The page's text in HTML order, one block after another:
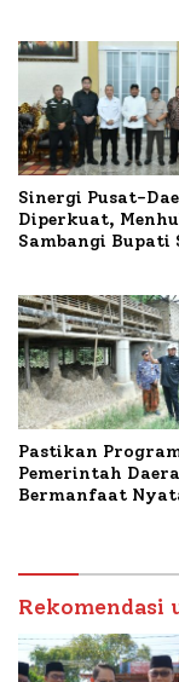
Sinergi Pusat-
Diperkuat,
Sambangi Bupati
Pastikan
Pemerintah
Bermanfaat
Petelur di Desa
Timur
Rekomendasi